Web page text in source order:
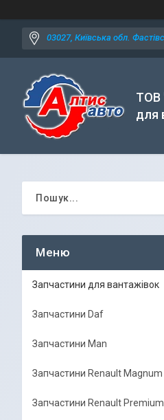
03027, Київська обл.
ТОВ
для
Запчастини для вантажівок
Запчастини Daf
Запчастини Man
Запчастини Renault Magnum
Запчастини Renault Premium